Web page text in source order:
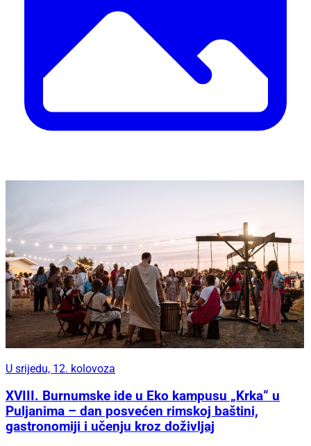
U srijedu, 12. kolovoza
XVIII. Burnumske ide u Eko kampusu „Krka“ u
Puljanima – dan posvećen rimskoj baštini,
gastronomiji i učenju kroz doživljaj